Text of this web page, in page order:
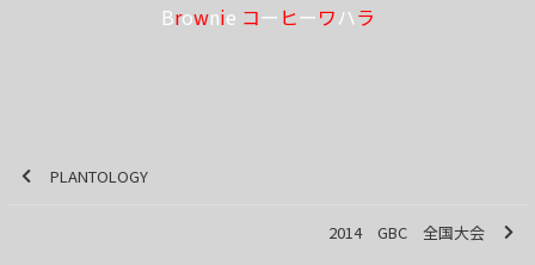
Brownie コー ヒーワハラ
PLANTOLOGY
2014 GBC 全国大会